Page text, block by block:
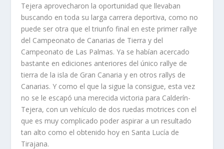
Tejera aprovecharon la oportunidad que llevaban
buscando en toda su larga carrera deportiva, como no
puede ser otra que el triunfo final en este primer rallye
del Campeonato de Canarias de Tierra y del
Campeonato de Las Palmas. Ya se habían acercado
bastante en ediciones anteriores del único rallye de
tierra de la isla de Gran Canaria y en otros rallys de
Canarias. Y como el que la sigue la consigue, esta vez
no se le escapó una merecida victoria para Calderín-
Tejera, con un vehículo de dos ruedas motrices con el
que es muy complicado poder aspirar a un resultado
tan alto como el obtenido hoy en Santa Lucía de
Tirajana.